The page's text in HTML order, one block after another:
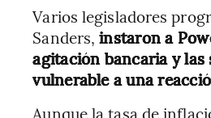
Varios legisladores
Sanders,instaron a
agitación bancaria y las
vulnerable a una
Aunque la tasa de